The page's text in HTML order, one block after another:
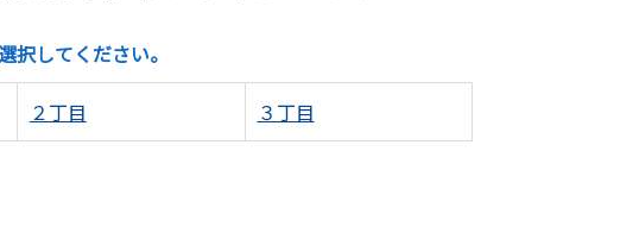
択してください。
２丁目 ３丁目